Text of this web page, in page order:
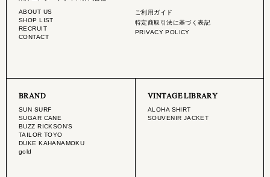
ABOUT US
SHOP LIST
RECRUIT
CONTACT
ご利用ガイド
特定商取引法に基づく表記
PRIVACY POLICY
BRAND
SUN SURF
SUGAR CANE
BUZZ RICKSON'S
TAILOR TOYO
DUKE KAHANAMOKU
gold
VINTAGE LIBRARY
ALOHA SHIRT
SOUVENIR JACKET